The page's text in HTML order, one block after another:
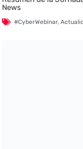
News
#CyberWebinar,